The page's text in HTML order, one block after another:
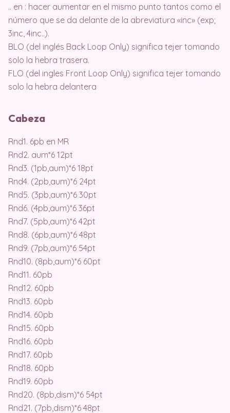
.. en : hacer aumentar en el mismo punto tantos como el
número que se da delante de la abreviatura «inc» (exp;
3inc, 4inc..).
BLO (del inglés Back Loop Only) significa tejer tomando
solo la hebra trasera.
FLO (del ingles Front Loop Only) significa tejer tomando
solo la hebra delantera
Cabeza
Rnd1. 6pb en MR
Rnd2. aum*6 12pt
Rnd3. (1pb,aum)*6 18pt
Rnd4. (2pb,aum)*6 24pt
Rnd5. (3pb,aum)*6 30pt
Rnd6. (4pb,aum)*6 36pt
Rnd7. (5pb,aum)*6 42pt
Rnd8. (6pb,aum)*6 48pt
Rnd9. (7pb,aum)*6 54pt
Rnd10. (8pb,aum)*6 60pt
Rnd11. 60pb
Rnd12. 60pb
Rnd13. 60pb
Rnd14. 60pb
Rnd15. 60pb
Rnd16. 60pb
Rnd17. 60pb
Rnd18. 60pb
Rnd19. 60pb
Rnd20. (8pb,dism)*6 54pt
Rnd21. (7pb,dism)*6 48pt